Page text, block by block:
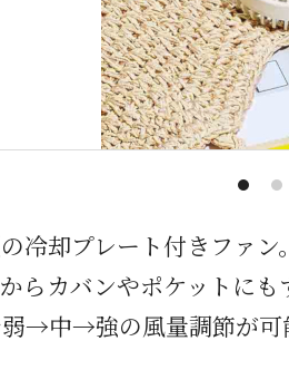
冷却プレート付きファ
らカバンやポケットに
→中→強の風量調節が可